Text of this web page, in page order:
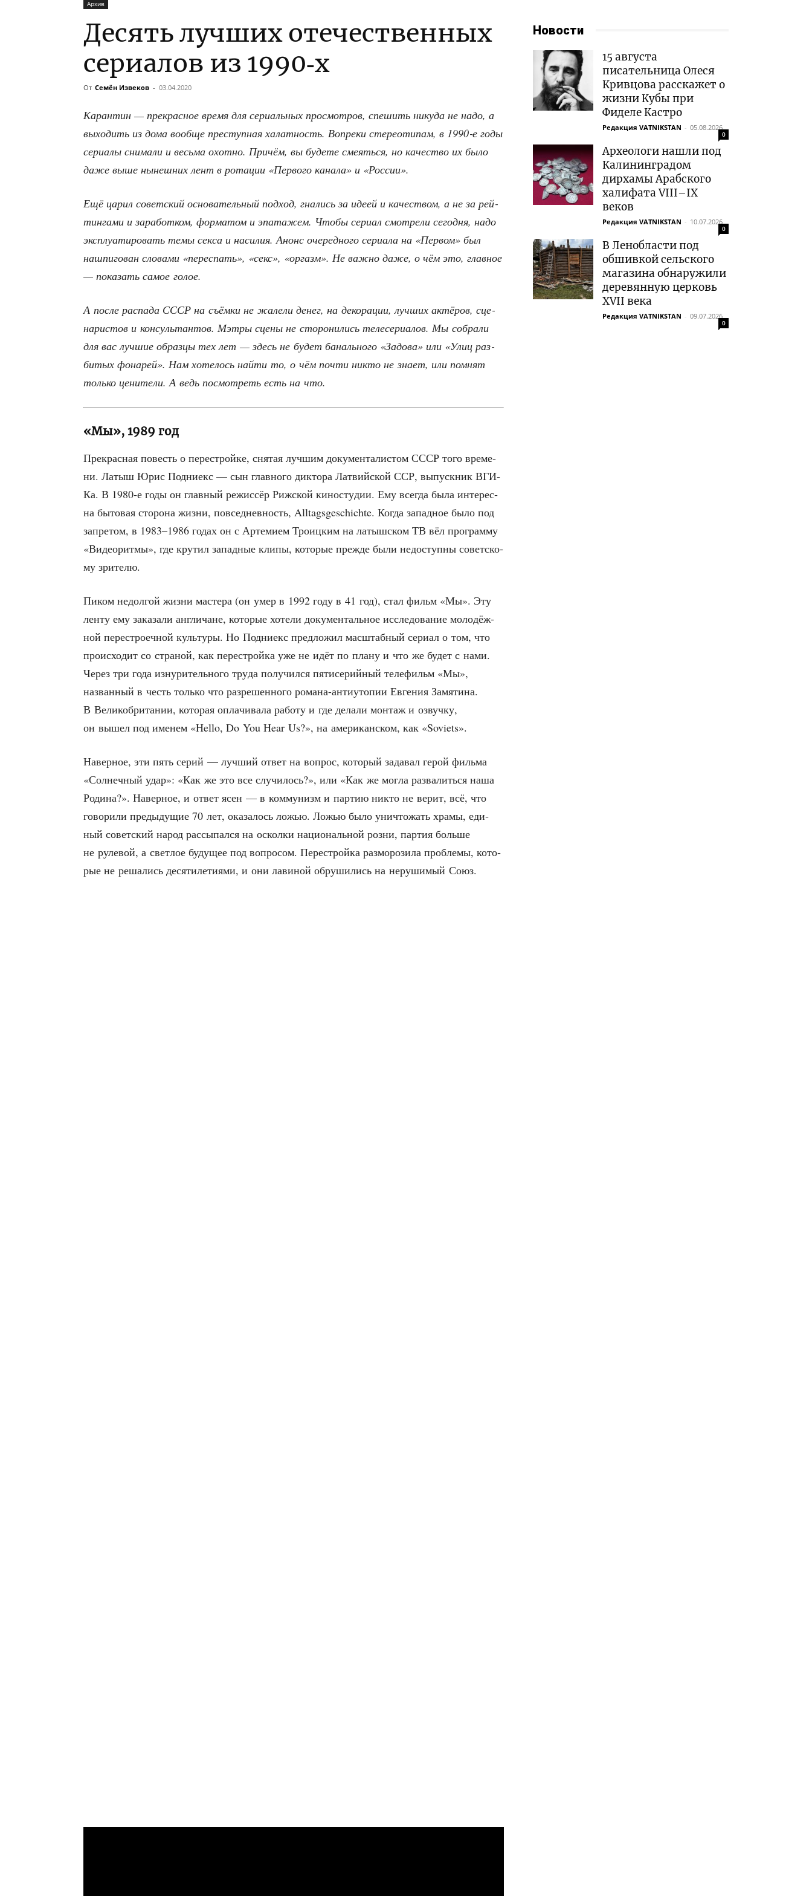
Архив
Десять лучших отечественных
сериалов из 1990‑х
От Семён Извеков - 03.04.2020
Каран­тин — пре­крас­ное вре­мя для сери­аль­ных про­смот­ров, спе­шить нику­да не надо, а
выхо­дить из дома вооб­ще пре­ступ­ная халат­ность. Вопре­ки сте­рео­ти­пам, в 1990‑е годы
сери­а­лы сни­ма­ли и весь­ма охот­но. При­чём, вы буде­те сме­ять­ся, но каче­ство их было
даже выше нынеш­них лент в рота­ции «Пер­во­го кана­ла» и «Рос­сии».
Ещё царил совет­ский осно­ва­тель­ный под­ход, гна­лись за иде­ей и каче­ством, а не за рей­
тин­га­ми и зара­бот­ком, фор­ма­том и эпа­та­жем. Что­бы сери­ал смот­ре­ли сего­дня, надо
экс­плу­а­ти­ро­вать темы сек­са и наси­лия. Анонс оче­ред­но­го сери­а­ла на «Пер­вом» был
нашпи­го­ван сло­ва­ми «пере­спать», «секс», «оргазм». Не важ­но даже, о чём это, глав­ное
— пока­зать самое голое.
А после рас­па­да СССР на съём­ки не жале­ли денег, на деко­ра­ции, луч­ших актё­ров, сце­
на­ри­стов и кон­суль­тан­тов. Мэт­ры сце­ны не сто­ро­ни­лись теле­се­ри­а­лов. Мы собра­ли
для вас луч­шие образ­цы тех лет — здесь не будет баналь­но­го «Задо­ва» или «Улиц раз­
би­тых фона­рей». Нам хоте­лось най­ти то, о чём почти никто не зна­ет, или пом­нят
толь­ко цени­те­ли. А ведь посмот­реть есть на что.
«Мы», 1989 год
Пре­крас­ная повесть о пере­строй­ке, сня­тая луч­шим доку­мен­та­ли­стом СССР того вре­ме­
ни. Латыш Юрис Под­ни­екс — сын глав­но­го дик­то­ра Лат­вий­ской ССР, выпуск­ник ВГИ­
Ка. В 1980‑е годы он глав­ный режис­сёр Риж­ской кино­сту­дии. Ему все­гда была инте­рес­
на быто­вая сто­ро­на жиз­ни, повсе­днев­ность, Alltagsgeschichte. Когда запад­ное было под
запре­том, в 1983–1986 годах он с Арте­ми­ем Тро­иц­ким на латыш­ском ТВ вёл про­грам­му
«Видео­рит­мы», где кру­тил запад­ные кли­пы, кото­рые преж­де были недо­ступ­ны совет­ско­
му зрителю.
Пиком недол­гой жиз­ни масте­ра (он умер в 1992 году в 41 год), стал фильм «Мы». Эту
лен­ту ему зака­за­ли англи­чане, кото­рые хоте­ли доку­мен­таль­ное иссле­до­ва­ние моло­дёж­
ной пере­стро­еч­ной куль­ту­ры. Но Под­ни­екс пред­ло­жил мас­штаб­ный сери­ал о том, что
про­ис­хо­дит со стра­ной, как пере­строй­ка уже не идёт по пла­ну и что же будет с нами.
Через три года изну­ри­тель­но­го тру­да полу­чил­ся пяти­се­рий­ный теле­фильм «Мы»,
назван­ный в честь толь­ко что раз­ре­шен­но­го рома­на-анти­уто­пии Евге­ния Замя­ти­на.
В Вели­ко­бри­та­нии, кото­рая опла­чи­ва­ла рабо­ту и где дела­ли мон­таж и озвуч­ку,
он вышел под име­нем «Hello, Do You Hear Us?», на аме­ри­кан­ском, как «Soviets».
Навер­ное, эти пять серий — луч­ший ответ на вопрос, кото­рый зада­вал герой филь­ма
«Сол­неч­ный удар»: «Как же это все слу­чи­лось?», или «Как же мог­ла раз­ва­лить­ся наша
Роди­на?». Навер­ное, и ответ ясен — в ком­му­низм и пар­тию никто не верит, всё, что
гово­ри­ли преды­ду­щие 70 лет, ока­за­лось ложью. Ложью было уни­что­жать хра­мы, еди­
ный совет­ский народ рас­сы­пал­ся на оскол­ки наци­о­наль­ной роз­ни, пар­тия боль­ше
не руле­вой, а свет­лое буду­щее под вопро­сом. Пере­строй­ка раз­мо­ро­зи­ла про­бле­мы, кото­
рые не реша­лись деся­ти­ле­ти­я­ми, и они лави­ной обру­ши­лись на неру­ши­мый Союз.
Новости
15 августа
писательница Олеся
Кривцова расскажет о
жизни Кубы при
Фиделе Кастро
Редакция VATNIKSTAN - 05.08.2026
0
Археологи нашли под
Калининградом
дирхамы Арабского
халифата VIII–IX
веков
Редакция VATNIKSTAN - 10.07.2026
0
В Ленобласти под
обшивкой сельского
магазина обнаружили
деревянную церковь
XVII века
Редакция VATNIKSTAN - 09.07.2026
0